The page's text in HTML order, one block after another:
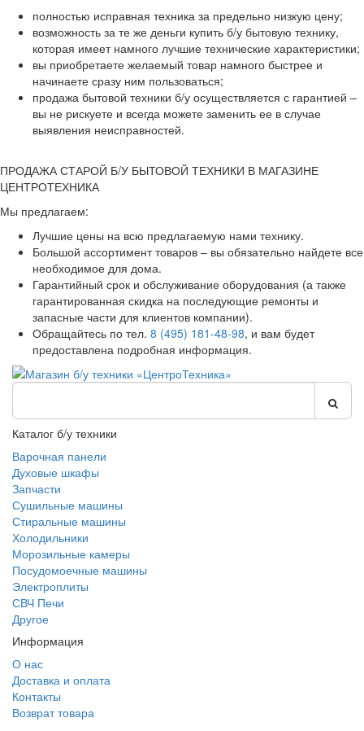
полностью исправная техника за предельно низкую цену;
возможность за те же деньги купить б/у бытовую технику,
которая имеет намного лучшие технические характеристики;
вы приобретаете желаемый товар намного быстрее и
начинаете сразу ним пользоваться;
продажа бытовой техники б/у осуществляется с гарантией –
вы не рискуете и всегда можете заменить ее в случае
выявления неисправностей.
ПРОДАЖА СТАРОЙ Б/У БЫТОВОЙ ТЕХНИКИ В МАГАЗИНЕ
ЦЕНТРОТЕХНИКА
Мы предлагаем:
Лучшие цены на всю предлагаемую нами технику.
Большой ассортимент товаров – вы обязательно найдете все
необходимое для дома.
Гарантийный срок и обслуживание оборудования (а также
гарантированная скидка на последующие ремонты и
запасные части для клиентов компании).
Обращайтесь по тел. 8 (495) 181-48-98, и вам будет
предоставлена подробная информация.
Каталог б/у техники
Варочная панели
Духовые шкафы
Запчасти
Сушильные машины
Стиральные машины
Холодильники
Морозильные камеры
Посудомоечные машины
Электроплиты
СВЧ Печи
Другое
Информация
О нас
Доставка и оплата
Контакты
Возврат товара